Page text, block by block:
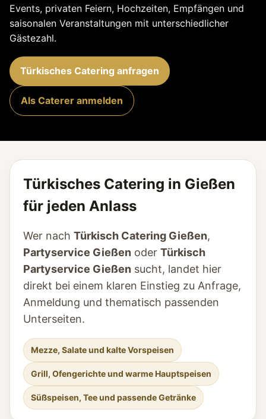
Events, privaten Feiern, Hochzeiten, Empfängen und
saisonalen Veranstaltungen mit unterschiedlicher
Gästezahl.
Türkisches Catering anfragen
Als Caterer anmelden
Türkisches Catering in Gießen
für jeden Anlass
Wer nach Türkisch Catering Gießen,
Partyservice Gießen oder Türkisch
Partyservice Gießen sucht, landet hier
direkt bei einem klaren Einstieg zu Anfrage,
Anmeldung und thematisch passenden
Unterseiten.
Mezze, Salate und kalte Vorspeisen
Grill, Ofengerichte und warme Hauptspeisen
Süßspeisen, Tee und passende Getränke